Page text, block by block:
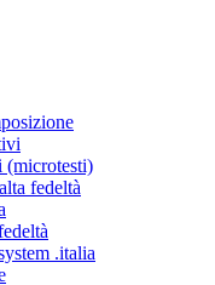
(microtesti)
fedeltà
.italia